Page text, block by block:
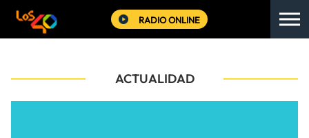
RADIO ONLINE
ACTUALIDAD